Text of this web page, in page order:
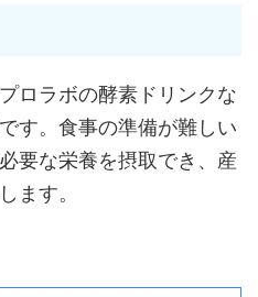
ロラボの酵素ドリンクな
す。食事の準備が難しい
要な栄養を摂取でき、産
ます。